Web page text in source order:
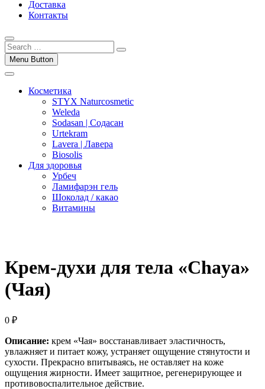
Доставка
Контакты
Menu Button
Косметика
STYX Naturcosmetic
Weleda
Sodasan | Содасан
Urtekram
Lavera | Лавера
Biosolis
Для здоровья
Урбеч
Ламифарэн гель
Шоколад / какао
Витамины
Крем-духи для тела «Chaya»
(Чая)
0 ₽
Описание: крем «Чая» восстанавливает эластичность,
увлажняет и питает кожу, устраняет ощущение стянутости и
сухости. Прекрасно впитываясь, не оставляет на коже
ощущения жирности. Имеет защитное, регенерирующее и
противовоспалительное действие.